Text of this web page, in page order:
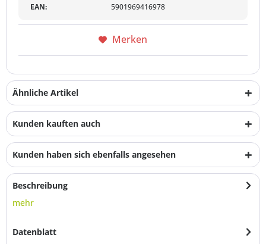
EAN:
5901969416978
Merken
Ähnliche Artikel
Kunden kauften auch
Kunden haben sich ebenfalls angesehen
Beschreibung
mehr
Datenblatt